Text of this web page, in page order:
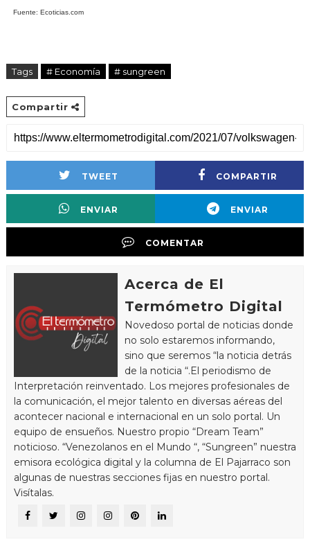
Fuente: Ecoticias.com
Tags # Economía # sungreen
Compartir
TWEET COMPARTIR
ENVIAR ENVIAR
COMENTAR
Acerca de El
Termómetro Digital
Novedoso portal de noticias donde
no solo estaremos informando,
sino que seremos “la noticia detrás
de la noticia “.El periodismo de
Interpretación reinventado. Los mejores profesionales de
la comunicación, el mejor talento en diversas aéreas del
acontecer nacional e internacional en un solo portal. Un
equipo de ensueños. Nuestro propio “Dream Team”
noticioso. “Venezolanos en el Mundo “, “Sungreen” nuestra
emisora ecológica digital y la columna de El Pajarraco son
algunas de nuestras secciones fijas en nuestro portal.
Visítalas.